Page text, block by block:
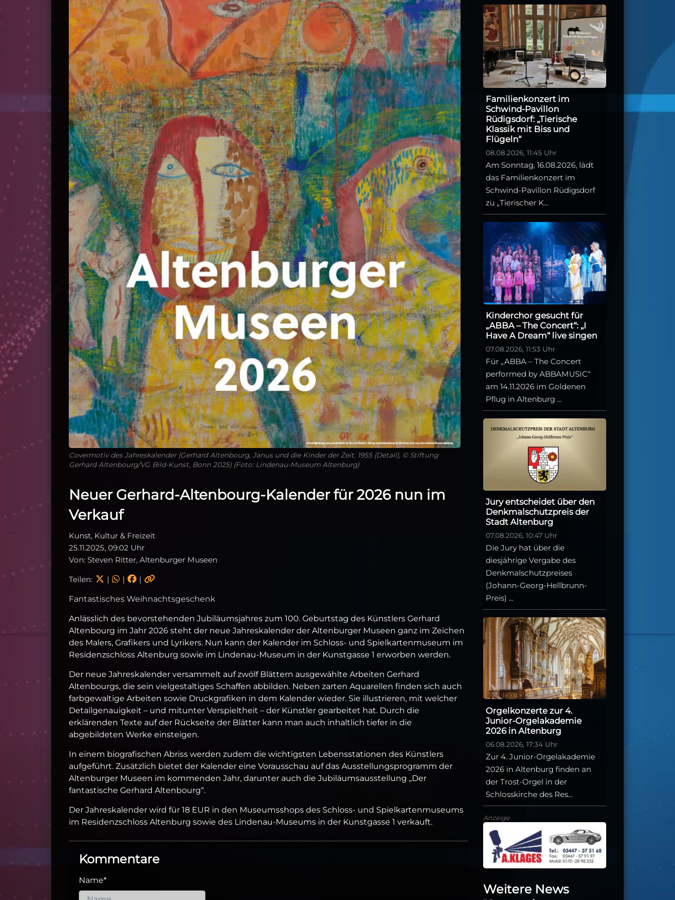
Covermotiv des Jahreskalender (Gerhard Altenbourg, Janus und die Kinder der Zeit, 1955 (Detail), © Stiftung
Gerhard Altenbourg/VG Bild-Kunst, Bonn 2025) (Foto: Lindenau-Museum Altenburg)
Neuer Gerhard-Altenbourg-Kalender für 2026 nun im
Verkauf
Kunst, Kultur & Freizeit
25.11.2025, 09:02 Uhr
Von: Steven Ritter, Altenburger Museen
Teilen: | | |
Fantastisches Weihnachtsgeschenk
Anlässlich des bevorstehenden Jubiläumsjahres zum 100. Geburtstag des Künstlers Gerhard
Altenbourg im Jahr 2026 steht der neue Jahreskalender der Altenburger Museen ganz im Zeichen
des Malers, Grafikers und Lyrikers. Nun kann der Kalender im Schloss- und Spielkartenmuseum im
Residenzschloss Altenburg sowie im Lindenau-Museum in der Kunstgasse 1 erworben werden.
Der neue Jahreskalender versammelt auf zwölf Blättern ausgewählte Arbeiten Gerhard
Altenbourgs, die sein vielgestaltiges Schaffen abbilden. Neben zarten Aquarellen finden sich auch
farbgewaltige Arbeiten sowie Druckgrafiken in dem Kalender wieder. Sie illustrieren, mit welcher
Detailgenauigkeit – und mitunter Verspieltheit – der Künstler gearbeitet hat. Durch die
erklärenden Texte auf der Rückseite der Blätter kann man auch inhaltlich tiefer in die
abgebildeten Werke einsteigen.
In einem biografischen Abriss werden zudem die wichtigsten Lebensstationen des Künstlers
aufgeführt. Zusätzlich bietet der Kalender eine Vorausschau auf das Ausstellungsprogramm der
Altenburger Museen im kommenden Jahr, darunter auch die Jubiläumsausstellung „Der
fantastische Gerhard Altenbourg“.
Der Jahreskalender wird für 18 EUR in den Museumsshops des Schloss- und Spielkartenmuseums
im Residenzschloss Altenburg sowie des Lindenau-Museums in der Kunstgasse 1 verkauft.
Kommentare
Name*
Familienkonzert im
Schwind-Pavillon
Rüdigsdorf: „Tierische
Klassik mit Biss und
Flügeln“
08.08.2026, 11:45 Uhr
Am Sonntag, 16.08.2026, lädt
das Familienkonzert im
Schwind-Pavillon Rüdigsdorf
zu „Tierischer K...
Kinderchor gesucht für
„ABBA – The Concert“: „I
Have A Dream“ live singen
07.08.2026, 11:53 Uhr
Für „ABBA – The Concert
performed by ABBAMUSIC“
am 14.11.2026 im Goldenen
Pflug in Altenburg ...
Jury entscheidet über den
Denkmalschutzpreis der
Stadt Altenburg
07.08.2026, 10:47 Uhr
Die Jury hat über die
diesjährige Vergabe des
Denkmalschutzpreises
(Johann-Georg-Hellbrunn-
Preis) ...
Orgelkonzerte zur 4.
Junior-Orgelakademie
2026 in Altenburg
06.08.2026, 17:34 Uhr
Zur 4. Junior-Orgelakademie
2026 in Altenburg finden an
der Trost-Orgel in der
Schlosskirche des Res...
Anzeige
Weitere News